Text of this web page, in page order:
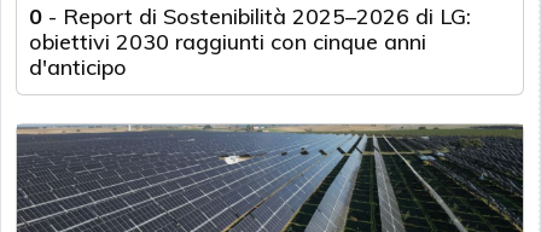
0 - Report di Sostenibilità 2025–2026 di LG:
obiettivi 2030 raggiunti con cinque anni
d'anticipo